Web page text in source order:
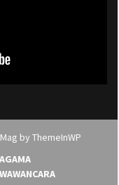
by ThemeInWP
AGAMA
WAWANCARA